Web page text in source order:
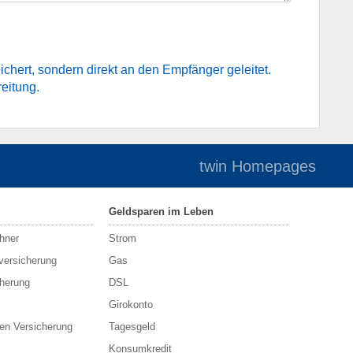
sondern direkt an den Empfänger geleitet.
twin Homepages
Versicherung
Geldsparen im Leben
Strom
Gas
DSL
Girokonto
Tagesgeld
Konsumkredit